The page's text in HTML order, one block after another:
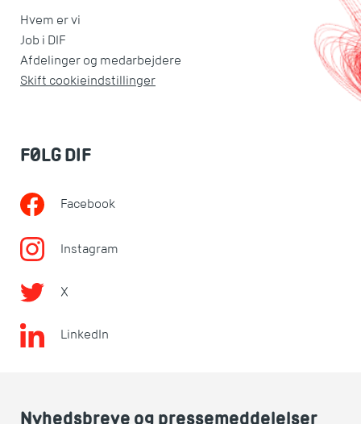
Hvem er vi
Job i DIF
Afdelinger og medarbejdere
Skift cookieindstillinger
FØLG DIF
Facebook
Instagram
X
LinkedIn
Nyhedsbreve og pressemeddelelser